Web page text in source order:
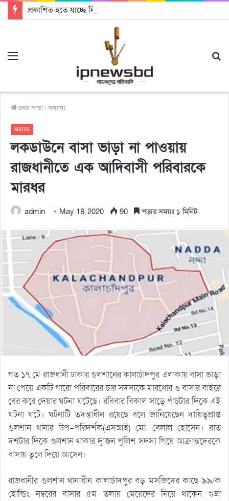
প্রকাশিত হতে যাচ্ছে দি রাবুগার নতুন গান ‘Baljanggi’
প্রথম পাতা/অন্যান্য
অন্যান্য
লকডাউনে বাসা ভাড়া না পাওয়ায়
রাজধানীতে এক আদিবাসী পরিবারকে
মারধর
admin May 18, 2020 90 পড়ার সময়ঃ ১ মিনিট
গত ১৭ মে রাজধানী ঢাকার গুলশানের কালাচাঁদপুর এলাকায় বাসা ভাড়া
না পেয়ে একটি গারো পরিবারের চার সদস্যকে মারধোর ও বাসার বাইরে
বের করে দেয়ার ঘটনা ঘটেছে। রবিবার বিকাল সাড়ে পাঁচটার দিকে এই
ঘটনা ঘটে। ঘটনাটি তদন্তাধীন রয়েছে বলে জানিয়েছেন দায়িত্বপ্রাপ্ত
গুলশান থানার উপ-পরিদর্শক(এসআই) মো. বেলাল হোসেন। রাত
দশটার দিকে গুলশান থাকার দু’জন পুলিশ সদস্য গিয়ে আক্রান্তদেরকে
বাসায় তুলে দিয়ে আসেন।
রাজধানীর গুলশান থানাধীন কালাচাঁদপুর বড় মসজিদের কাছে ৯৯/ক
হোল্ডিং নম্বরের বাসার ৫ম তলায় মেয়েদের নিয়ে থাকেন শুভ্রা